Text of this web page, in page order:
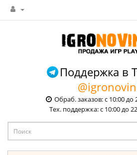
Поддержка в
Обраб. заказов: с 10:00 до
Тех. поддержка: с 10:00 до